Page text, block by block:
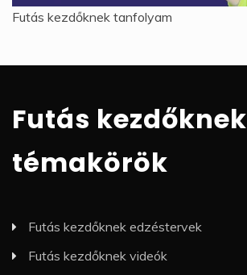
Futás kezdőknek tanfolyam
Futás kezdőknek
témakörök
Futás kezdőknek edzéstervek
Futás kezdőknek videók